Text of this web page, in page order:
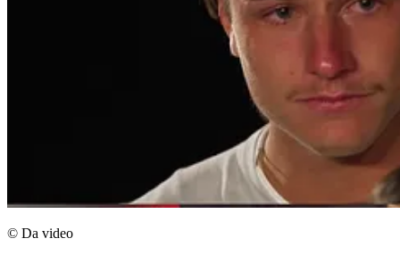
© Da video